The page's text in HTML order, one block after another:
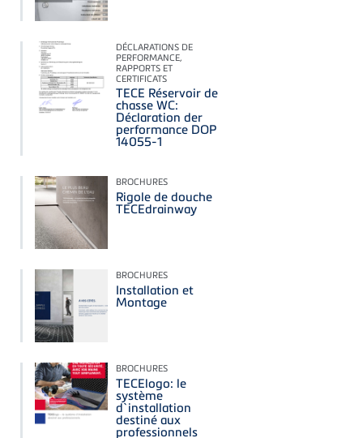
DÉCLARATIONS DE
PERFORMANCE,
RAPPORTS ET
CERTIFICATS
TECE Réservoir de
chasse WC:
Déclaration der
performance DOP
14055-1
BROCHURES
Rigole de douche
TECEdrainway
BROCHURES
Installation et
Montage
BROCHURES
TECElogo: le
système
d`installation
destiné aux
professionnels